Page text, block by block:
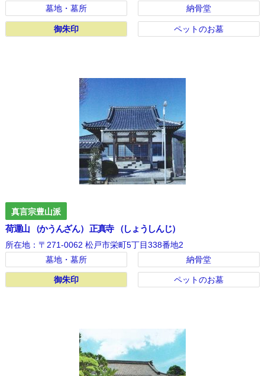
墓地・墓所
納骨堂
御朱印
御朱印 ペットのお墓
真言宗豊山派
荷運山 （かうんざん） 正真寺 （しょうしんじ）
所在地：〒271-0062 松戸市栄町5丁目338番地2
墓地・墓所
納骨堂
御朱印
御朱印 ペットのお墓